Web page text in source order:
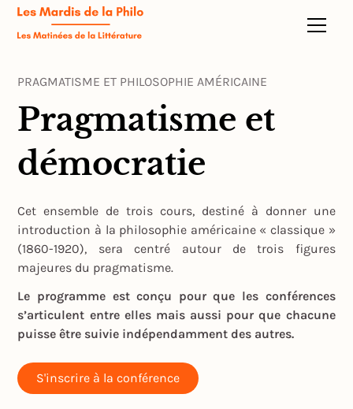
PRAGMATISME ET PHILOSOPHIE AMÉRICAINE
Pragmatisme et
démocratie
Cet ensemble de trois cours, destiné à donner une
introduction à la philosophie américaine « classique »
(1860-1920), sera centré autour de trois figures
majeures du pragmatisme.
Le programme est conçu pour que les conférences
s’articulent entre elles mais aussi pour que chacune
puisse être suivie indépendamment des autres.
S'inscrire à la conférence